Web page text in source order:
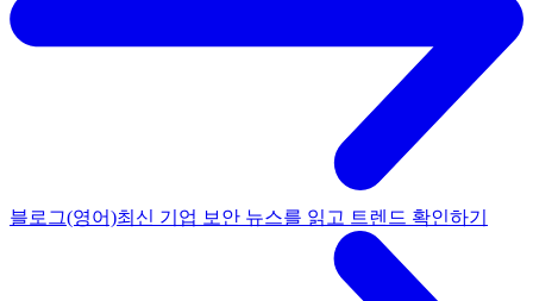
블로그(영어)최신 기업 보안 뉴스를 읽고 트렌드 확인하기